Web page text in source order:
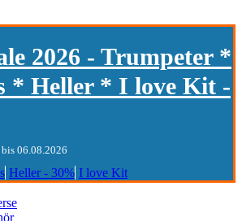
2026 - Trumpeter *
* Heller * I love Kit -
06.08.2026
Heller - 30% I love Kit